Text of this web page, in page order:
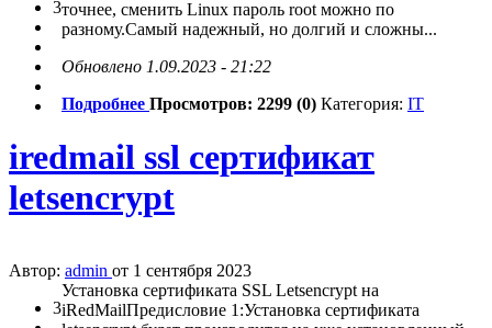
3точнее, сменить Linux пароль root можно по
разному.Самый надежный, но долгий и сложны...
Обновлено 1.09.2023 - 21:22
Подробнее Просмотров: 2299 (0) Категория: IT
iredmail ssl сертификат
letsencrypt
Автор: admin от 1 сентября 2023
3
Установка сертификата SSL Letsencrypt на
iRedMailПредисловие 1:Установка сертификата